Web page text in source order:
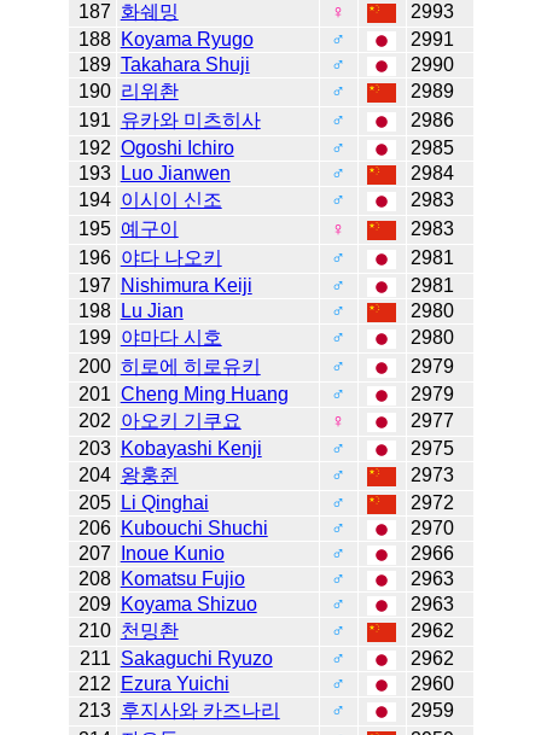
187 화쉐밍 ♀
2993
188 Koyama Ryugo ♂
2991
189 Takahara Shuji ♂
2990
190 리위촨 ♂
2989
191 유카와 미츠히사 ♂
2986
192 Ogoshi Ichiro ♂
2985
193
Luo Jianwen ♂
2984
194 이시이 신조 ♂
2983
195 예구이 ♀
2983
196 야다 나오키 ♂
2981
197
Nishimura Keiji ♂
2981
198
Lu Jian ♂
2980
199 야마다 시호 ♂
2980
200 히로에 히로유키 ♂
2979
201 Cheng Ming Huang ♂
2979
202 아오키 기쿠요 ♀
2977
203 Kobayashi Kenji ♂
2975
204 왕훙쥔 ♂
2973
205
Li Qinghai ♂
2972
206 Kubouchi Shuchi ♂
2970
207
Inoue Kunio ♂
2966
208 Komatsu Fujio ♂
2963
209 Koyama Shizuo ♂
2963
210 천밍촨 ♂
2962
211 Sakaguchi Ryuzo ♂
2962
212
Ezura Yuichi ♂
2960
213 후지사와 카즈나리 ♂
2959